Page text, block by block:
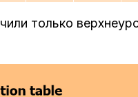
только